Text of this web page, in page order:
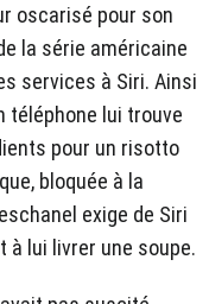
oscarisé pour son
la série américaine
services à Siri. Ainsi
téléphone lui trouve
pour un risotto
bloquée à la
exige de Siri
à lui livrer une soupe.